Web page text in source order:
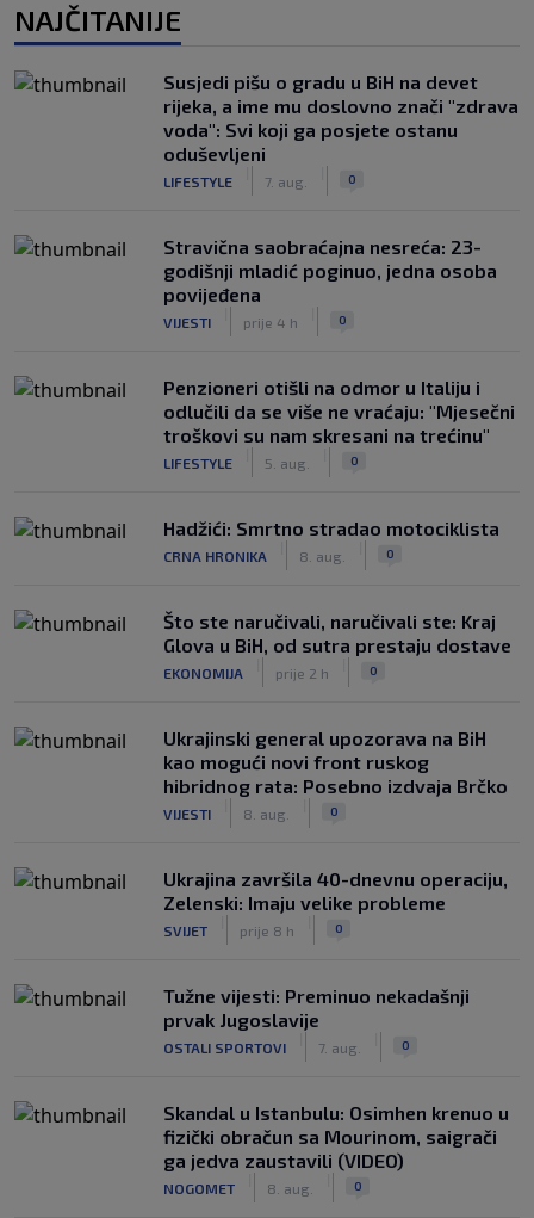
NAJČITANIJE
Susjedi pišu o gradu u BiH na devet
rijeka, a ime mu doslovno znači "zdrava
voda": Svi koji ga posjete ostanu
oduševljeni
LIFESTYLE 7. aug. 0
Stravična saobraćajna nesreća: 23-
godišnji mladić poginuo, jedna osoba
povijeđena
VIJESTI prije 4 h 0
Penzioneri otišli na odmor u Italiju i
odlučili da se više ne vraćaju: "Mjesečni
troškovi su nam skresani na trećinu"
LIFESTYLE 5. aug. 0
Hadžići: Smrtno stradao motociklista
CRNA HRONIKA 8. aug. 0
Što ste naručivali, naručivali ste: Kraj
Glova u BiH, od sutra prestaju dostave
EKONOMIJA prije 2 h 0
Ukrajinski general upozorava na BiH
kao mogući novi front ruskog
hibridnog rata: Posebno izdvaja Brčko
VIJESTI 8. aug. 0
Ukrajina završila 40-dnevnu operaciju,
Zelenski: Imaju velike probleme
SVIJET prije 8 h 0
Tužne vijesti: Preminuo nekadašnji
prvak Jugoslavije
OSTALI SPORTOVI 7. aug. 0
Skandal u Istanbulu: Osimhen krenuo u
fizički obračun sa Mourinom, saigrači
ga jedva zaustavili (VIDEO)
NOGOMET 8. aug. 0